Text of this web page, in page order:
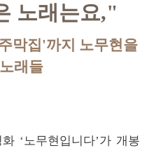
노래는요,"
막집'까지 노무현을
래들
‘노무현입니다’가 개봉